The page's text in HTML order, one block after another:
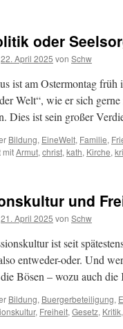
oder
22. April 2025 von Schw
ist am Ostermontag
Welt“, wie er sich
Dies ist sein großer
Bildung, EineWelt, Familie,
mitArmut, christ, kath, Kirche,
und
21. April 2025 von Schw
ist seit
entweder-oder. Und
Bösen – wozu auch
Bildung, Buergerbeteiligung,
, Freiheit, Gesetz, Kritik,